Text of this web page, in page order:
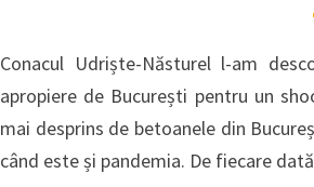
Conacul Udriște-Năsturel l-am
apropiere de București pentru un
mai desprins de betoanele din
când este și pandemia. De fiecare